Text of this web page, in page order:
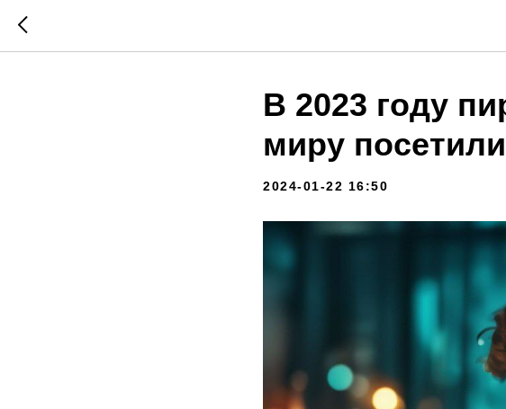
В 2023 году
миру
2024-01-22 16:50